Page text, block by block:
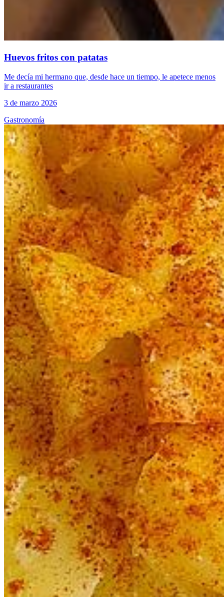
Huevos fritos con patatas
Me decía mi hermano que, desde hace un tiempo, le apetece menos
ir a restaurantes
3 de marzo 2026
Gastronomía